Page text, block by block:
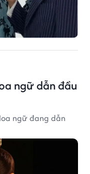
ngữ dẫn đầu
ngữ đang dẫn